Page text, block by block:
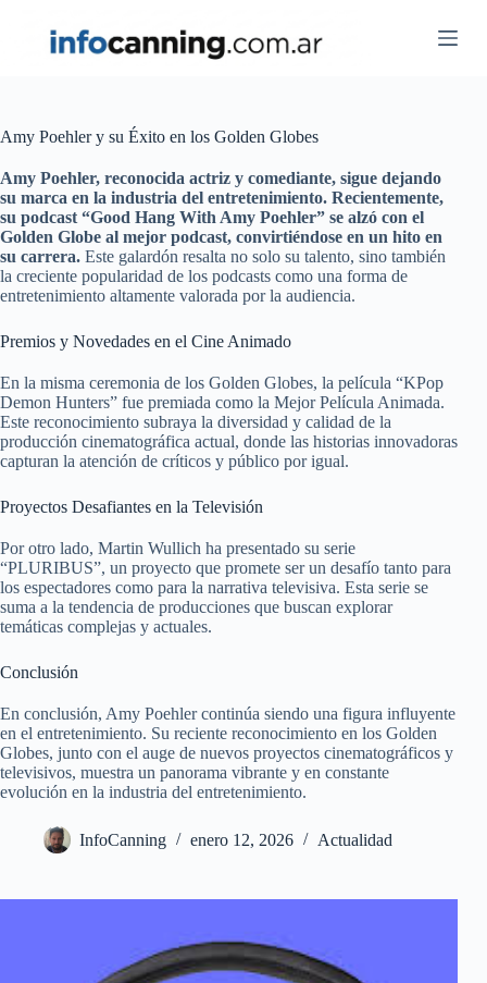
Amy Poehler y su Éxito en los Golden Globes
Amy Poehler, reconocida actriz y comediante, sigue dejando
su marca en la industria del entretenimiento. Recientemente,
su podcast “Good Hang With Amy Poehler” se alzó con el
Golden Globe al mejor podcast, convirtiéndose en un hito en
su carrera. Este galardón resalta no solo su talento, sino también
la creciente popularidad de los podcasts como una forma de
entretenimiento altamente valorada por la audiencia.
Premios y Novedades en el Cine Animado
En la misma ceremonia de los Golden Globes, la película “KPop
Demon Hunters” fue premiada como la Mejor Película Animada.
Este reconocimiento subraya la diversidad y calidad de la
producción cinematográfica actual, donde las historias innovadoras
capturan la atención de críticos y público por igual.
Proyectos Desafiantes en la Televisión
Por otro lado, Martin Wullich ha presentado su serie
“PLURIBUS”, un proyecto que promete ser un desafío tanto para
los espectadores como para la narrativa televisiva. Esta serie se
suma a la tendencia de producciones que buscan explorar
temáticas complejas y actuales.
Conclusión
En conclusión, Amy Poehler continúa siendo una figura influyente
en el entretenimiento. Su reciente reconocimiento en los Golden
Globes, junto con el auge de nuevos proyectos cinematográficos y
televisivos, muestra un panorama vibrante y en constante
evolución en la industria del entretenimiento.
InfoCanning enero 12, 2026 Actualidad